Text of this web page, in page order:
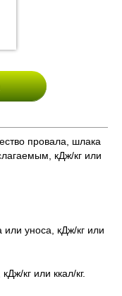
провала, шлака
кДж/кг или
уноса, кДж/кг или
кг или ккал/кг.